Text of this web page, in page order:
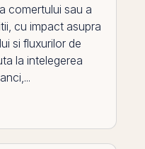
comertului sau a
cu impact asupra
si fluxurilor de
la intelegerea